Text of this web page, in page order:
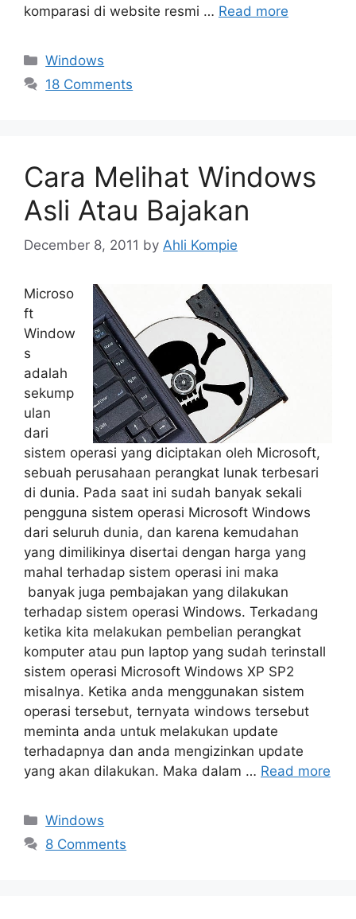
komparasi di website resmi … Read more
Categories
Windows
18 Comments
Cara Melihat Windows
Asli Atau Bajakan
December 8, 2011 by Ahli Kompie
Microso
ft
Window
s
adalah
sekump
ulan
dari
sistem operasi yang diciptakan oleh Microsoft,
sebuah perusahaan perangkat lunak terbesari
di dunia. Pada saat ini sudah banyak sekali
pengguna sistem operasi Microsoft Windows
dari seluruh dunia, dan karena kemudahan
yang dimilikinya disertai dengan harga yang
mahal terhadap sistem operasi ini maka
banyak juga pembajakan yang dilakukan
terhadap sistem operasi Windows. Terkadang
ketika kita melakukan pembelian perangkat
komputer atau pun laptop yang sudah terinstall
sistem operasi Microsoft Windows XP SP2
misalnya. Ketika anda menggunakan sistem
operasi tersebut, ternyata windows tersebut
meminta anda untuk melakukan update
terhadapnya dan anda mengizinkan update
yang akan dilakukan. Maka dalam … Read more
Categories
Windows
8 Comments